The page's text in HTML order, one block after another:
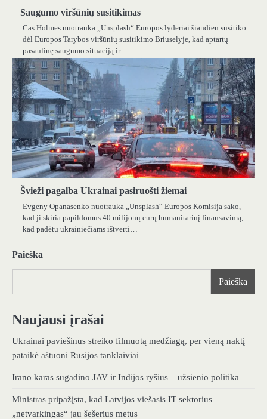
Saugumo viršūnių susitikimas
Cas Holmes nuotrauka „Unsplash“ Europos lyderiai šiandien susitiko
dėl Europos Tarybos viršūnių susitikimo Briuselyje, kad aptartų
pasaulinę saugumo situaciją ir…
Švieži pagalba Ukrainai pasiruošti žiemai
Evgeny Opanasenko nuotrauka „Unsplash“ Europos Komisija sako,
kad ji skiria papildomus 40 milijonų eurų humanitarinį finansavimą,
kad padėtų ukrainiečiams ištverti…
Paieška
Paieška
Naujausi įrašai
Ukrainai paviešinus streiko filmuotą medžiagą, per vieną naktį
pataikė aštuoni Rusijos tanklaiviai
Irano karas sugadino JAV ir Indijos ryšius – užsienio politika
Ministras pripažįsta, kad Latvijos viešasis IT sektorius
„netvarkingas“ jau šešerius metus